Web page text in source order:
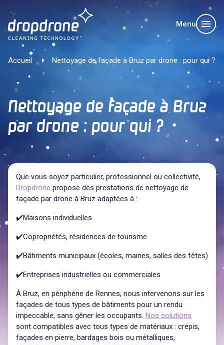
Menu
Accueil Nettoyage de façade à Bruz par drone : pour qui ?
Nettoyage de façade à Bruz
par drone : pour qui ?
Que vous soyez particulier, professionnel ou collectivité,
Dropdrone propose des prestations de nettoyage de
façade par drone à Bruz adaptées à :
✔️Maisons individuelles
✔️Copropriétés, résidences de tourisme
✔️Bâtiments municipaux (écoles, mairies, salles des fêtes)
✔️Entreprises industrielles ou commerciales
À Bruz, en périphérie de Rennes, nous intervenons sur les
façades de tous types de bâtiments pour un rendu
impeccable, sans gêner les occupants. Nos solutions
sont compatibles avec tous types de matériaux : crépis,
façades en pierre, bardages bois ou métalliques,